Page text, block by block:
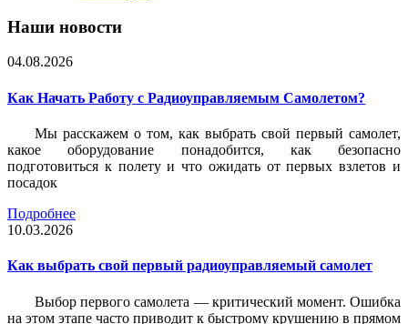
Наши новости
04.08.2026
Как Начать Работу с Радиоуправляемым Самолетом?
Мы расскажем о том, как выбрать свой первый самолет,
какое оборудование понадобится, как безопасно
подготовиться к полету и что ожидать от первых взлетов и
посадок
Подробнее
10.03.2026
Как выбрать свой первый радиоуправляемый самолет
Выбор первого самолета — критический момент. Ошибка
на этом этапе часто приводит к быстрому крушению в прямом